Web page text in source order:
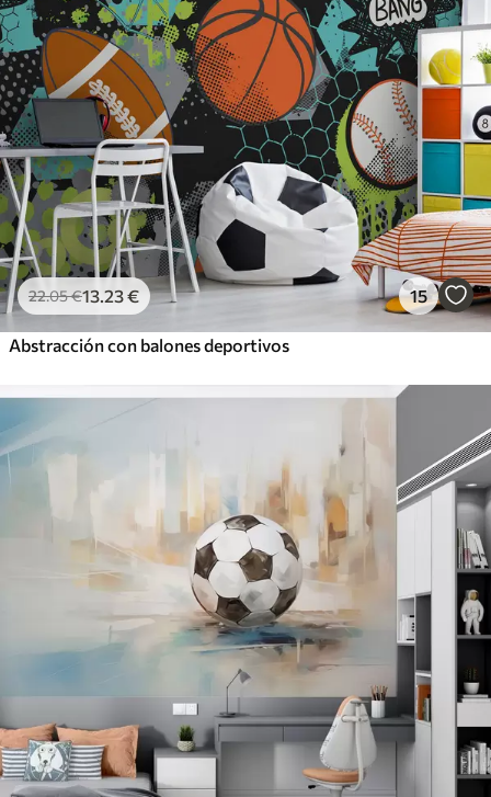
22.05€13 .23€ 15
Abstracción con balones deportivos